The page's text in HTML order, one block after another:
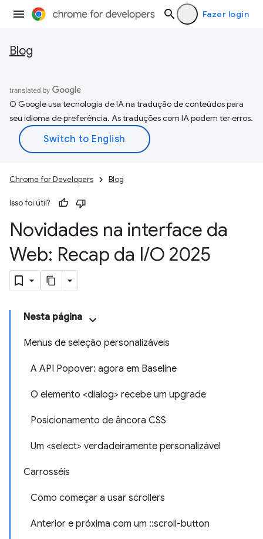
Fazer login
Blog
O Google usa tecnologia de IA na tradução de conteúdos para
seu idioma de preferência. As traduções com IA podem ter erros.
Chrome for Developers Blog
Isso foi útil?
Novidades na interface da
Web: Recap da I/O 2025
Nesta página
Menus de seleção personalizáveis
A API Popover: agora em Baseline
O elemento <dialog> recebe um upgrade
Posicionamento de âncora CSS
Um <select> verdadeiramente personalizável
Carrosséis
Como começar a usar scrollers
Anterior e próxima com um ::scroll-button